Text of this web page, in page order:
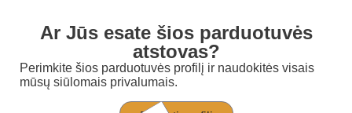
Ar Jūs esate šios parduotuvės
atstovas?
Perimkite šios parduotuvės profilį ir naudokitės visais
mūsų siūlomais privalumais.